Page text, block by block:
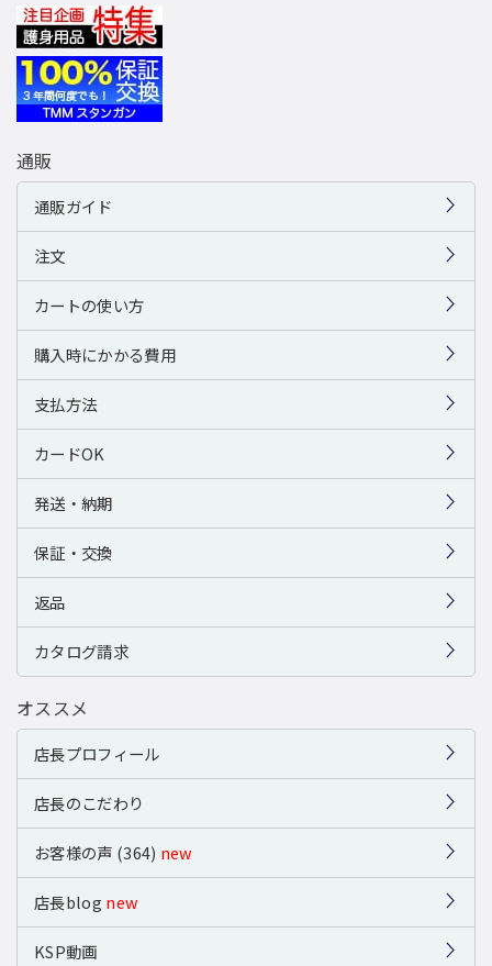
通販
通販ガイド
注文
カートの使い方
購入時にかかる費用
支払方法
カードOK
発送・納期
保証・交換
返品
カタログ請求
オススメ
店長プロフィール
店長のこだわり
お客様の声 (364) new
店長blog new
KSP動画